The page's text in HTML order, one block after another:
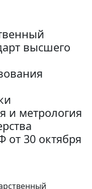
высшего
и метрология
от 30 октября